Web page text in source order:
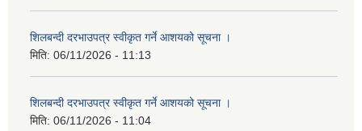
शिलबन्दी दरभाउपत्र स्वीकृत गर्ने आशयको सूचना ।
मिति: 06/11/2026 - 11:13
शिलबन्दी दरभाउपत्र स्वीकृत गर्ने आशयको सूचना ।
मिति: 06/11/2026 - 11:04